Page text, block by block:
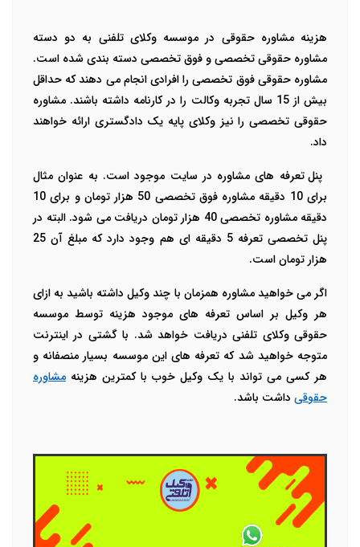
هزینه مشاوره حقوقی در موسسه وکلای تلفنی به دو دسته
مشاوره حقوقی تخصصی و فوق تخصصی دسته بندی شده است.
مشاوره حقوقی فوق تخصصی را افرادی انجام می دهند که حداقل
بیش از 15 سال تجربه وکالت را در کارنامه داشته باشند. مشاوره
حقوقی تخصصی را نیز وکلای پایه یک دادگستری ارائه خواهند
داد.
پنل تعرفه های مشاوره در سایت موجود است. به عنوان مثال
برای 10 دقیقه مشاوره فوق تخصصی 50 هزار تومان و برای 10
دقیقه مشاوره تخصصی 40 هزار تومان دریافت می شود. البته در
پنل تخصصی تعرفه 5 دقیقه ای هم وجود دارد که مبلغ آن 25
هزار تومان است.
اگر می خواهید مشاوره همزمان با چند وکیل داشته باشید به ازای
هر وکیل بر اساس تعرفه های موجود هزینه توسط موسسه
حقوقی وکلای تلفنی دریافت خواهد شد. با گشتی در اینترنت
متوجه خواهید شد که تعرفه های این موسسه بسیار منصفانه و
هر کسی می تواند با یک وکیل خوب با کمترین هزینه مشاوره
حقوقی داشت باشد.